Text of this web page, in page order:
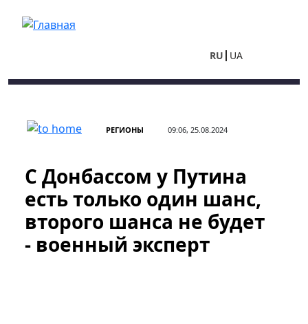
RU UA
РЕГИОНЫ 09:06, 25.08.2024
С Донбассом у Путина
есть только один шанс,
второго шанса не будет
- военный эксперт